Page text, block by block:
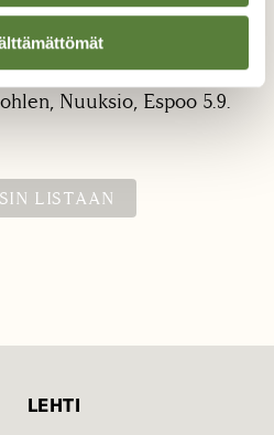
Nuuksio, Espoo 5.9.
LISTAAN
LEHTI